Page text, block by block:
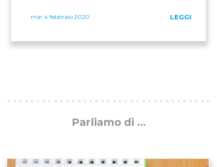
mar 4 febbraio 2020 LEGGI
Parliamo di ...